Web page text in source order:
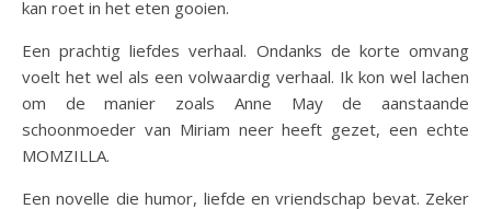
kan roet in het eten gooien.
Een prachtig liefdes verhaal. Ondanks de korte omvang
voelt het wel als een volwaardig verhaal. Ik kon wel lachen
om de manier zoals Anne May de aanstaande
schoonmoeder van Miriam neer heeft gezet, een echte
MOMZILLA.
Een novelle die humor, liefde en vriendschap bevat. Zeker